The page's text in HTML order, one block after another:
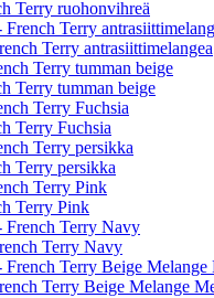
Terry ruohonvihreä
Terry antrasiittimelangea
Terry tumman beige
Terry Fuchsia
Terry persikka
Terry Pink
Terry Navy
Terry Beige Melange